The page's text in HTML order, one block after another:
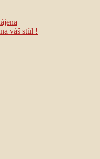
váš stůl !